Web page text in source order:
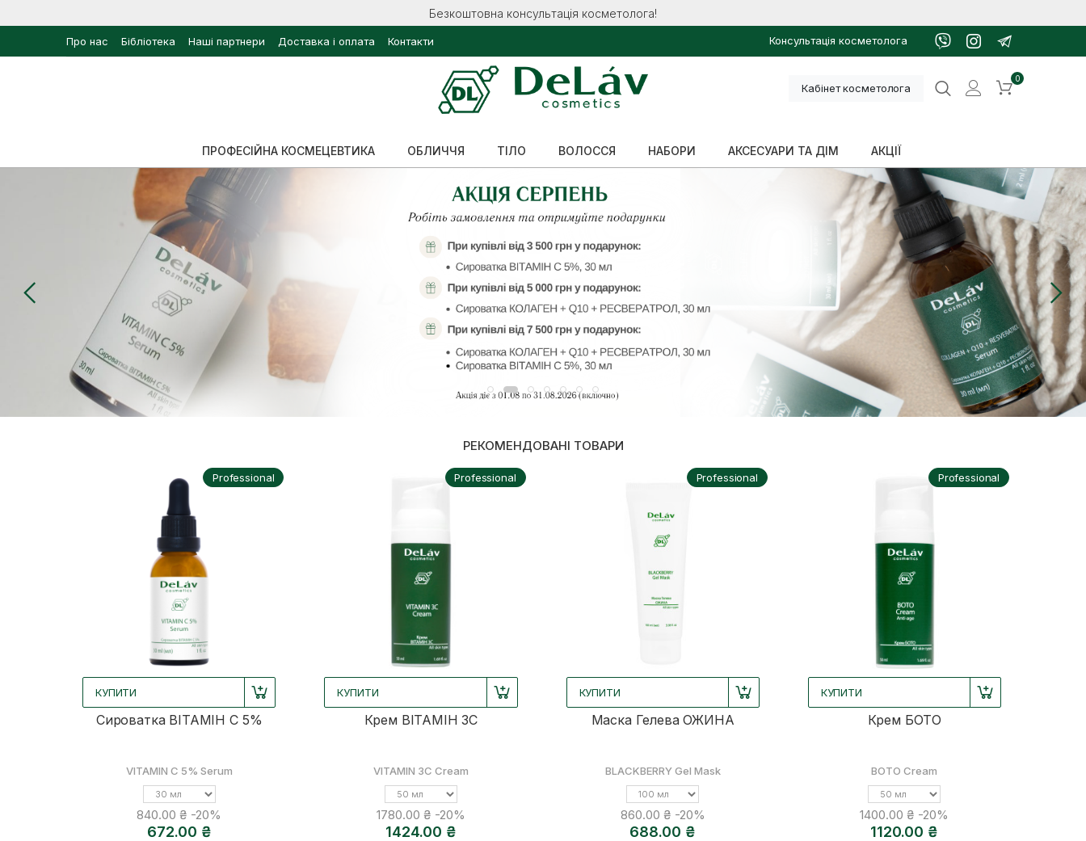
Безкоштовна консультація косметолога!
Про нас Бібліотека Наші партнери Доставка і оплата Контакти Консультація косметолога
Кабінет косметолога
0
ПРОФЕСІЙНА КОСМЕЦЕВТИКА ОБЛИЧЧЯ ТІЛО ВОЛОССЯ НАБОРИ АКСЕСУАРИ ТА ДІМ АКЦІЇ
РЕКОМЕНДОВАНІ ТОВАРИ
Professional
КУПИТИ
Сироватка ВІТАМІН С 5%
VITAMIN C 5% Serum
Об'єм
840.00 ₴ -20%
672.00 ₴
Professional
КУПИТИ
Крем ВІТАМІН 3С
VITAMIN 3C Cream
Об'єм
1780.00 ₴ -20%
1424.00 ₴
Professional
КУПИТИ
Mаска Гелева ОЖИНА
BLACKBERRY Gel Mask
Об'єм
860.00 ₴ -20%
688.00 ₴
Professional
КУПИТИ
Крем БОТО
BOTO Cream
Об'єм
1400.00 ₴ -20%
1120.00 ₴